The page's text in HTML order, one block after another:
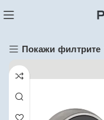
Покажи филтрите